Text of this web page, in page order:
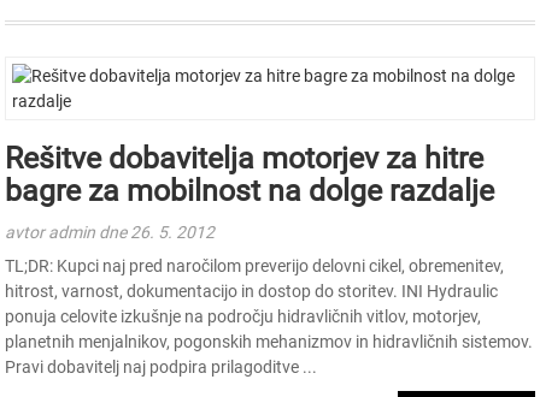
Rešitve dobavitelja motorjev za hitre
bagre za mobilnost na dolge razdalje
avtor admin dne 26. 5. 2012
TL;DR: Kupci naj pred naročilom preverijo delovni cikel, obremenitev,
hitrost, varnost, dokumentacijo in dostop do storitev. INI Hydraulic
ponuja celovite izkušnje na področju hidravličnih vitlov, motorjev,
planetnih menjalnikov, pogonskih mehanizmov in hidravličnih sistemov.
Pravi dobavitelj naj podpira prilagoditve ...